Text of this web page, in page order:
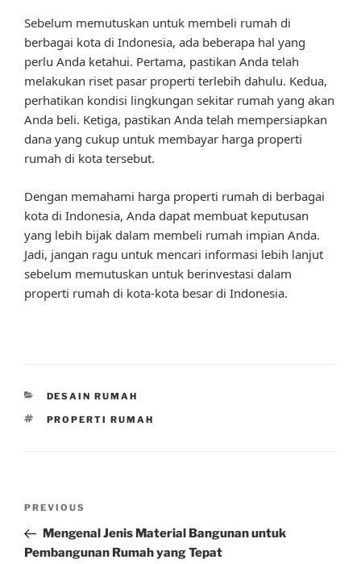
Sebelum memutuskan untuk membeli rumah di
berbagai kota di Indonesia, ada beberapa hal yang
perlu Anda ketahui. Pertama, pastikan Anda telah
melakukan riset pasar properti terlebih dahulu. Kedua,
perhatikan kondisi lingkungan sekitar rumah yang akan
Anda beli. Ketiga, pastikan Anda telah mempersiapkan
dana yang cukup untuk membayar harga properti
rumah di kota tersebut.
Dengan memahami harga properti rumah di berbagai
kota di Indonesia, Anda dapat membuat keputusan
yang lebih bijak dalam membeli rumah impian Anda.
Jadi, jangan ragu untuk mencari informasi lebih lanjut
sebelum memutuskan untuk berinvestasi dalam
properti rumah di kota-kota besar di Indonesia.
CATEGORIES
DESAIN RUMAH
TAGS
PROPERTI RUMAH
Previous
Post
PREVIOUS
Mengenal Jenis Material Bangunan untuk
Pembangunan Rumah yang Tepat